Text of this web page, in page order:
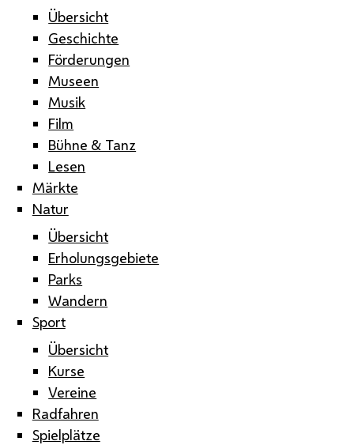
Übersicht
Geschichte
Förderungen
Museen
Musik
Film
Bühne & Tanz
Lesen
Märkte
Natur
Übersicht
Erholungsgebiete
Parks
Wandern
Sport
Übersicht
Kurse
Vereine
Radfahren
Spielplätze